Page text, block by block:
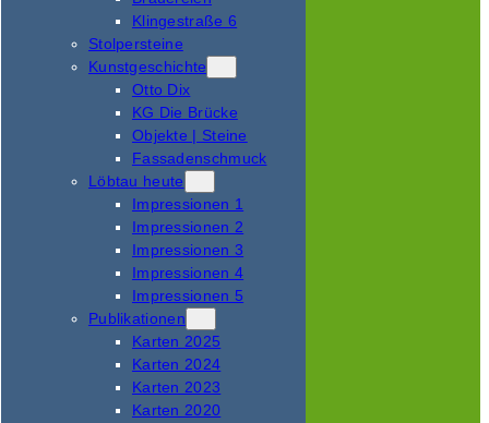
Klingestraße 6
Stolpersteine
Kunstgeschichte
Otto Dix
KG Die Brücke
Objekte | Steine
Fassadenschmuck
Löbtau heute
Impressionen 1
Impressionen 2
Impressionen 3
Impressionen 4
Impressionen 5
Publikationen
Karten 2025
Karten 2024
Karten 2023
Karten 2020